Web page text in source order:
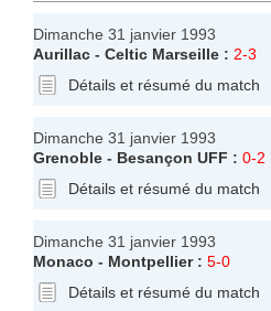
Dimanche 31 janvier 1993
Aurillac - Celtic Marseille : 2-3
Détails et résumé du match
Dimanche 31 janvier 1993
Grenoble - Besançon UFF : 0-2
Détails et résumé du match
Dimanche 31 janvier 1993
Monaco - Montpellier: 5-0
Détails et résumé du match